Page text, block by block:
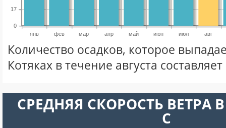
янв фев мар апр май июн июл авг
0
17
Количество осадков, которое
Котяках в течение августа составляет
СРЕДНЯЯ СКОРОСТЬ ВЕТРА
С